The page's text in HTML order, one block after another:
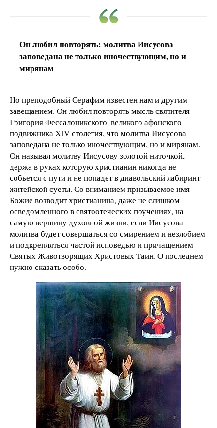
Он любил повторять: молитва Иисусова
заповедана не только иночествующим, но и
мирянам
Но преподобный Серафим известен нам и другим
завещанием. Он любил повторять мысль святителя
Григория Фессалоникского, великого афонского
подвижника XIV столетия, что молитва Иисусова
заповедана не только иночествующим, но и мирянам.
Он называл молитву Иисусову золотой ниточкой,
держа в руках которую христианин никогда не
собьется с пути и не попадет в диавольский лабиринт
житейской суеты. Со вниманием призываемое имя
Божие возводит христианина, даже не слишком
осведомленного в святоотеческих поучениях, на
самую вершину духовной жизни, если Иисусова
молитва будет совершаться со смирением и незлобием
и подкрепляться частой исповедью и причащением
Святых Животворящих Христовых Тайн. О последнем
нужно сказать особо.